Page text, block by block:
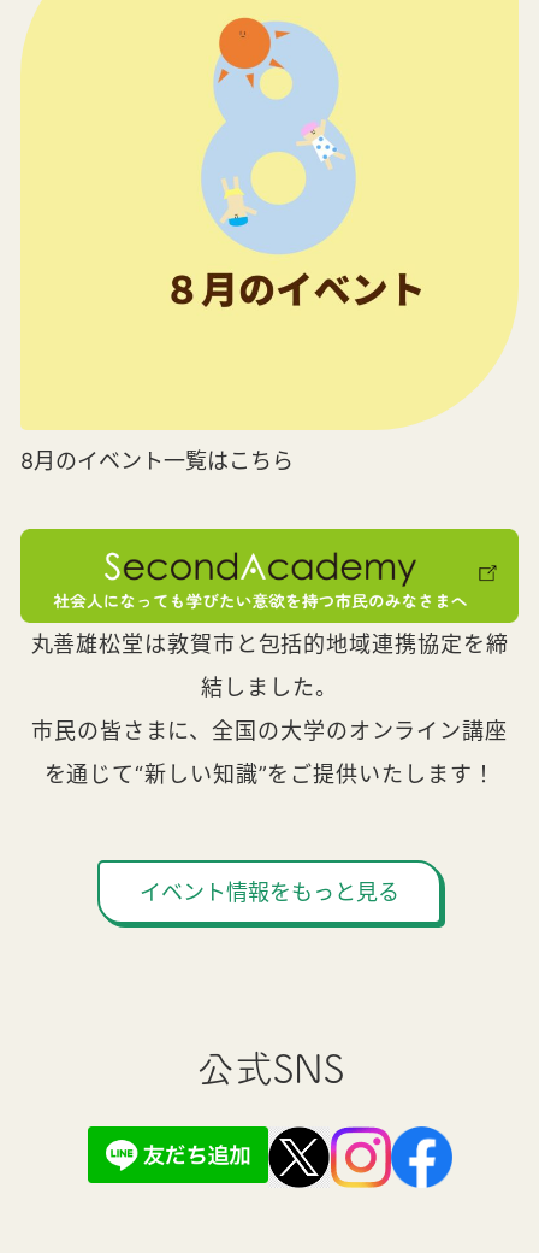
8月のイベント一覧はこちら
丸善雄松堂は敦賀市と包括的地域連携協定を締
結しました。
市民の皆さまに、全国の大学のオンライン講座
を通じて“新しい知識”をご提供いたします！
イベント情報をもっと見る
公式SNS